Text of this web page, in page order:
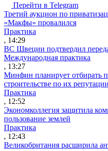
Перейти в Telegram
Третий аукцион по
«Макфы» провалился
Практика
, 14:29
ВС Швеции подтвердил
Международная практика
, 13:27
Минфин планирует отбирать
строительстве по их репутации
Практика
, 12:52
Экономколлегия защитила
пользование землей
Практика
, 12:43
Великобритания расширила